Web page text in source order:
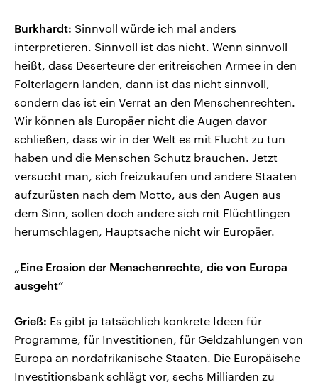
Burkhardt: Sinnvoll würde ich mal anders
interpretieren. Sinnvoll ist das nicht. Wenn sinnvoll
heißt, dass Deserteure der eritreischen Armee in den
Folterlagern landen, dann ist das nicht sinnvoll,
sondern das ist ein Verrat an den Menschenrechten.
Wir können als Europäer nicht die Augen davor
schließen, dass wir in der Welt es mit Flucht zu tun
haben und die Menschen Schutz brauchen. Jetzt
versucht man, sich freizukaufen und andere Staaten
aufzurüsten nach dem Motto, aus den Augen aus
dem Sinn, sollen doch andere sich mit Flüchtlingen
herumschlagen, Hauptsache nicht wir Europäer.
„Eine Erosion der Menschenrechte, die von Europa
ausgeht“
Grieß: Es gibt ja tatsächlich konkrete Ideen für
Programme, für Investitionen, für Geldzahlungen von
Europa an nordafrikanische Staaten. Die Europäische
Investitionsbank schlägt vor, sechs Milliarden zu